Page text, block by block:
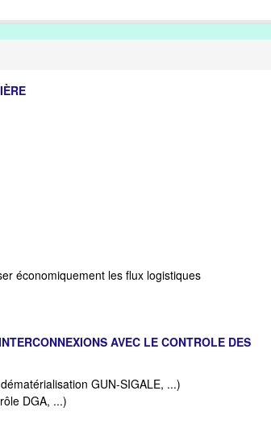
économiquement les flux logistiques
AVEC LE CONTROLE DES
GUN-SIGALE, ...)
DGA, ...)